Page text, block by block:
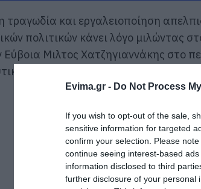
Evima.gr - Do Not Process
If you wish to opt-out of the sale,
sensitive information for targeted
confirm your selection. Please
continue seeing interest-based
information disclosed to third
further disclosure of your personal
τραγωδία και εργαλειοποίηση
πολιτικών κάνει λόγο μιλώντας
Μιλτος Χατζηγιαννάκης στο
τραγωδίας που εκτυλίσσεται στο